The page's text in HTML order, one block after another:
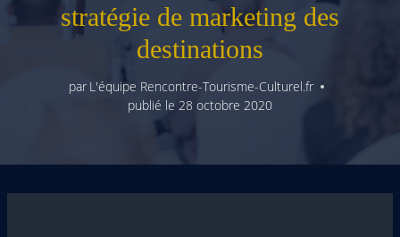
stratégie de marketing des
destinations
par L'équipe Rencontre-Tourisme-Culturel.fr
publié le 28 octobre 2020